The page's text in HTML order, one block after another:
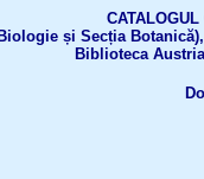
și Secția
Biblioteca